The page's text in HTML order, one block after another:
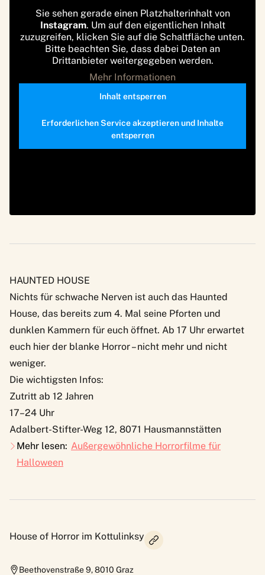
Sie sehen gerade einen Platzhalterinhalt von
Instagram. Um auf den eigentlichen Inhalt
zuzugreifen, klicken Sie auf die Schaltfläche unten.
Bitte beachten Sie, dass dabei Daten an
Drittanbieter weitergegeben werden.
Mehr Informationen
Inhalt entsperren
Erforderlichen Service akzeptieren und Inhalte
entsperren
HAUNTED HOUSE
Nichts für schwache Nerven ist auch das Haunted
House, das bereits zum 4. Mal seine Pforten und
dunklen Kammern für euch öffnet. Ab 17 Uhr erwartet
euch hier der blanke Horror – nicht mehr und nicht
weniger.
Die wichtigsten Infos:
Zutritt ab 12 Jahren
17–24 Uhr
Adalbert-Stifter-Weg 12, 8071 Hausmannstätten
Mehr lesen: Außergewöhnliche Horrorfilme für
Halloween
House of Horror im Kottulinksy
Beethovenstraße 9,8010 Graz